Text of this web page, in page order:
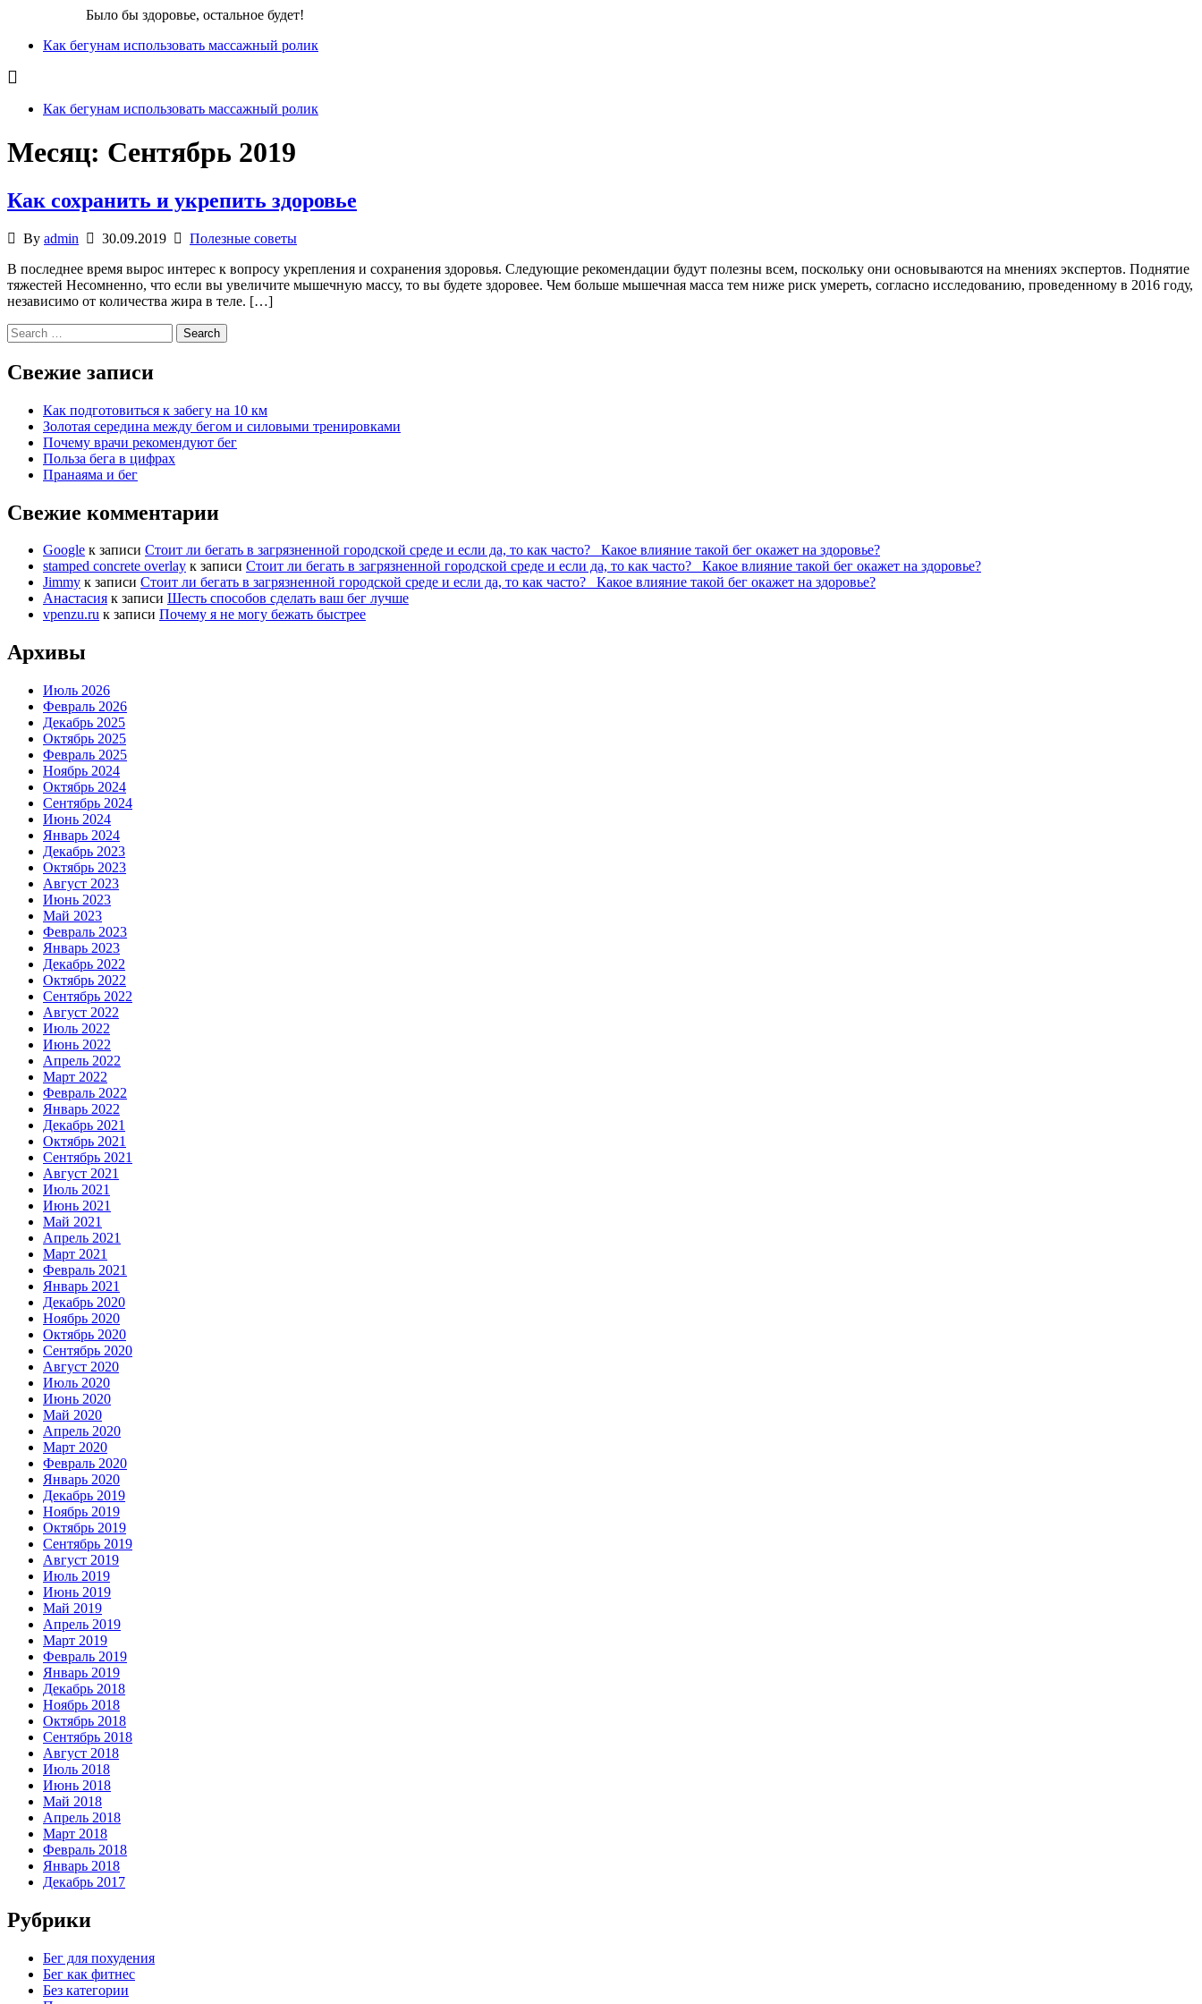
Было бы здоровье, остальное будет!
Как бегунам использовать массажный ролик
Как бегунам использовать массажный ролик
Месяц: Сентябрь 2019
Как сохранить и укрепить здоровье
By admin 30.09.2019
Полезные советы
В последнее время вырос интерес к вопросу укрепления и сохранения здоровья. Следующие рекомендации будут полезны всем, поскольку они основываются на мнениях экспертов. Поднятие
тяжестей Несомненно, что если вы увеличите мышечную массу, то вы будете здоровее. Чем больше мышечная масса тем ниже риск умереть, согласно исследованию, проведенному в 2016 году,
независимо от количества жира в теле. […]
Search
for:
Свежие записи
Как подготовиться к забегу на 10 км
Золотая середина между бегом и силовыми тренировками
Почему врачи рекомендуют бег
Польза бега в цифрах
Пранаяма и бег
Свежие комментарии
Google к записи Стоит ли бегать в загрязненной городской среде и если да, то как часто? Какое влияние такой бег окажет на здоровье?
stamped concrete overlay к записи Стоит ли бегать в загрязненной городской среде и если да, то как часто? Какое влияние такой бег окажет на здоровье?
Jimmy к записи Стоит ли бегать в загрязненной городской среде и если да, то как часто? Какое влияние такой бег окажет на здоровье?
Анастасия к записи Шесть способов сделать ваш бег лучше
vpenzu.ru к записи Почему я не могу бежать быстрее
Архивы
Июль 2026
Февраль 2026
Декабрь 2025
Октябрь 2025
Февраль 2025
Ноябрь 2024
Октябрь 2024
Сентябрь 2024
Июнь 2024
Январь 2024
Декабрь 2023
Октябрь 2023
Август 2023
Июнь 2023
Май 2023
Февраль 2023
Январь 2023
Декабрь 2022
Октябрь 2022
Сентябрь 2022
Август 2022
Июль 2022
Июнь 2022
Апрель 2022
Март 2022
Февраль 2022
Январь 2022
Декабрь 2021
Октябрь 2021
Сентябрь 2021
Август 2021
Июль 2021
Июнь 2021
Май 2021
Апрель 2021
Март 2021
Февраль 2021
Январь 2021
Декабрь 2020
Ноябрь 2020
Октябрь 2020
Сентябрь 2020
Август 2020
Июль 2020
Июнь 2020
Май 2020
Апрель 2020
Март 2020
Февраль 2020
Январь 2020
Декабрь 2019
Ноябрь 2019
Октябрь 2019
Сентябрь 2019
Август 2019
Июль 2019
Июнь 2019
Май 2019
Апрель 2019
Март 2019
Февраль 2019
Январь 2019
Декабрь 2018
Ноябрь 2018
Октябрь 2018
Сентябрь 2018
Август 2018
Июль 2018
Июнь 2018
Май 2018
Апрель 2018
Март 2018
Февраль 2018
Январь 2018
Декабрь 2017
Рубрики
Бег для похудения
Бег как фитнес
Без категории